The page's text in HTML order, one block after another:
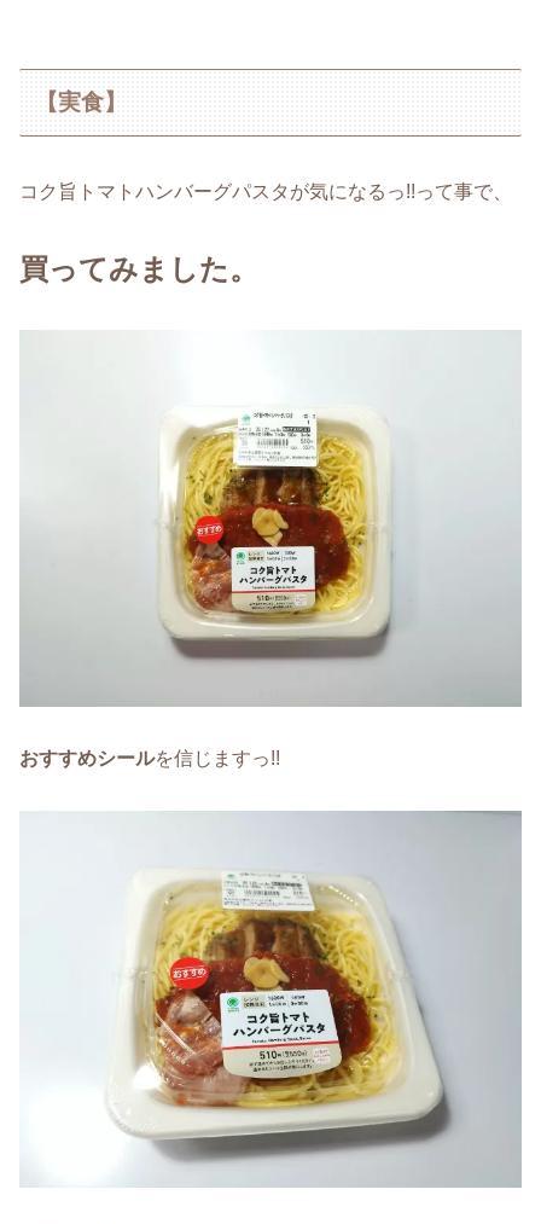
【実食】
コク旨トマトハンバーグパスタが気になるっ!!って事で、
買ってみました。
おすすめシールを信じますっ!!